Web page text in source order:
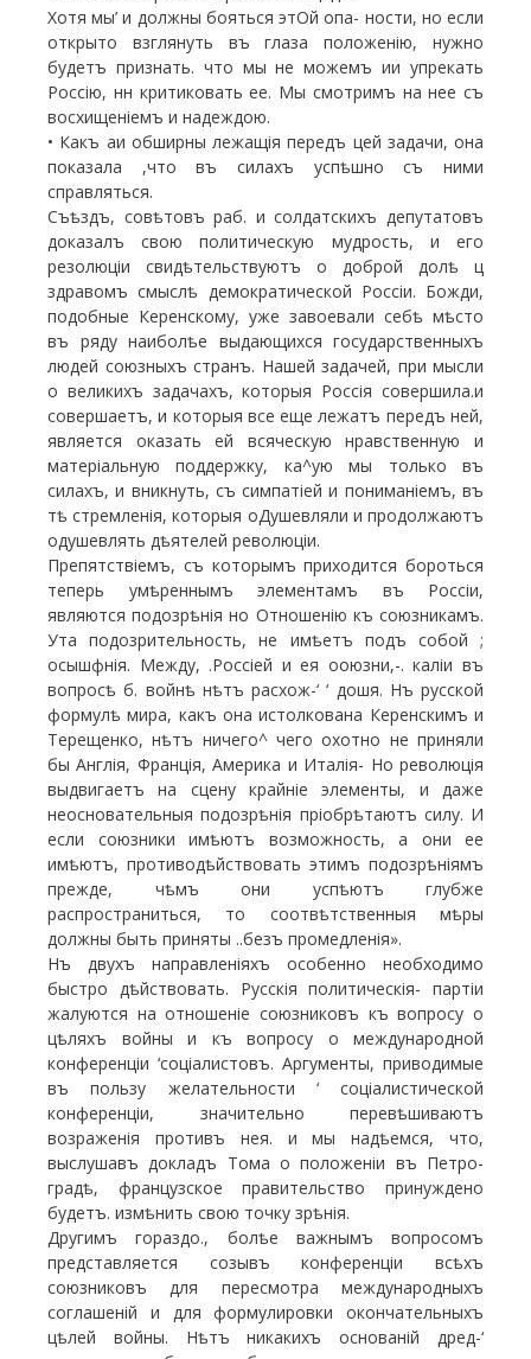
Хотя мы’ и должны бояться этОй опа- ности, но если
открыто взглянуть въ глаза положенію, нужно
будетъ признать. что мы не можемъ ии упрекать
Россію, нн критиковать ее. Мы смотримъ на нее съ
восхищеніемъ и надеждою.
• Какъ аи обширны лежащія передъ цей задачи, она
показала ,что въ силахъ успѣшно съ ними
справляться.
Съѣздъ, совѣтовъ раб. и солдатскихъ депутатовъ
доказалъ свою политическую мудрость, и его
резолюціи свидѣтельствуютъ о доброй долѣ ц
здравомъ смыслѣ демократической Россіи. Божди,
подобные Керенскому, уже завоевали себѣ мѣсто
въ ряду наиболѣе выдающихся государственныхъ
людей союзныхъ странъ. Нашей задачей, при мысли
о великихъ задачахъ, которыя Россія совершила.и
совершаетъ, и которыя все еще лежатъ передъ ней,
является оказать ей всяческую нравственную и
матеріальную поддержку, ка^ую мы только въ
силахъ, и вникнуть, съ симпатіей и пониманіемъ, въ
тѣ стремленія, которыя оДушевляли и продолжаютъ
одушевлять дѣятелей революціи.
Препятствіемъ, съ которымъ приходится бороться
теперь умѣреннымъ элементамъ въ Россіи,
являются подозрѣнія но Отношенію къ союзникамъ.
Ута подозрительность, не имѣетъ подъ собой ;
осышфнія. Между, .Россіей и ея ооюзни,-. каліи въ
вопросѣ б. войнѣ нѣтъ расхож-‘ ‘ дошя. Нъ русской
формулѣ мира, какъ она истолкована Керенскимъ и
Терещенко, нѣтъ ничего^ чего охотно не приняли
бы Англія, Франція, Америка и Италія- Но революція
выдвигаетъ на сцену крайніе элементы, и даже
неосновательныя подозрѣнія пріобрѣтаютъ силу. И
если союзники имѣютъ возможность, а они ее
имѣютъ, противодѣйствовать этимъ подозрѣніямъ
прежде, чѣмъ они успѣютъ глубже
распространиться, то соотвѣтственныя мѣры
должны быть приняты ..безъ промедленія».
Нъ двухъ направленіяхъ особенно необходимо
быстро дѣйствовать. Русскія политическія- партіи
жалуются на отношеніе союзниковъ къ вопросу о
цѣляхъ войны и къ вопросу о международной
конференціи ‘соціалистовъ. Аргументы, приводимые
въ пользу желательности ‘ соціалистической
конференціи, значительно перевѣшиваютъ
возраженія противъ нея. и мы надѣемся, что,
выслушавъ докладъ Тома о положеніи въ Петро-
градѣ, французское правительство принуждено
будетъ. измѣнить свою точку зрѣнія.
Другимъ гораздо., болѣе важнымъ вопросомъ
представляется созывъ конференціи всѣхъ
союзниковъ для пересмотра международныхъ
соглашеній и для формулировки окончательныхъ
цѣлей войны. Нѣтъ никакихъ основаній дред-‘